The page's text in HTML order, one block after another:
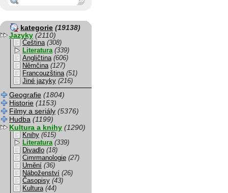
kategorie (19138)
Jazyky (2110)
Čeština (308)
Literatura (339)
Angličtina (606)
Němčina (127)
Francouzština (51)
Jiné jazyky (216)
Geografie (1804)
Historie (1153)
Filmy a seriály (5376)
Hudba (1199)
Kultura a knihy (1290)
Knihy (615)
Literatura (339)
Divadlo (18)
Cimrmanologie (27)
Umění (36)
Náboženství (26)
Časopisy (43)
Kultura (44)